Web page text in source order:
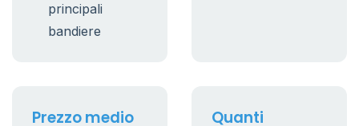
principali
bandiere
Prezzo medio
Quanti